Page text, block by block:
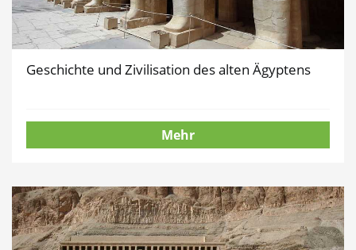
Geschichte und Zivilisation des alten Ägyptens
Mehr